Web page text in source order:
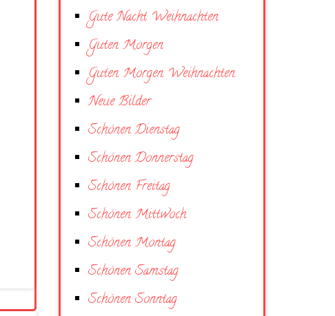
Gute Nacht Weihnachten
Guten Morgen
Guten Morgen Weihnachten
Neue Bilder
Schönen Dienstag
Schönen Donnerstag
Schönen Freitag
Schönen Mittwoch
Schönen Montag
Schönen Samstag
Schönen Sonntag